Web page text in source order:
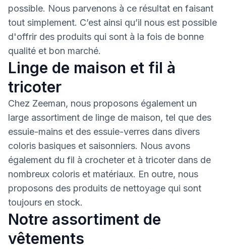
possible. Nous parvenons à ce résultat en faisant
tout simplement. C’est ainsi qu’il nous est possible
d'offrir des produits qui sont à la fois de bonne
qualité et bon marché.
Linge de maison et fil à
tricoter
Chez Zeeman, nous proposons également un
large assortiment de linge de maison, tel que des
essuie-mains et des essuie-verres dans divers
coloris basiques et saisonniers. Nous avons
également du fil à crocheter et à tricoter dans de
nombreux coloris et matériaux. En outre, nous
proposons des produits de nettoyage qui sont
toujours en stock.
Notre assortiment de
vêtements